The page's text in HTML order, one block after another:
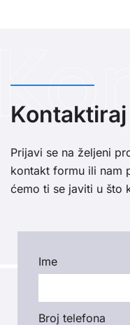
Prijavi se na željeni
kontakt formu ili nam
ćemo ti se javiti u što
Ime
Please leave
Broj telefona